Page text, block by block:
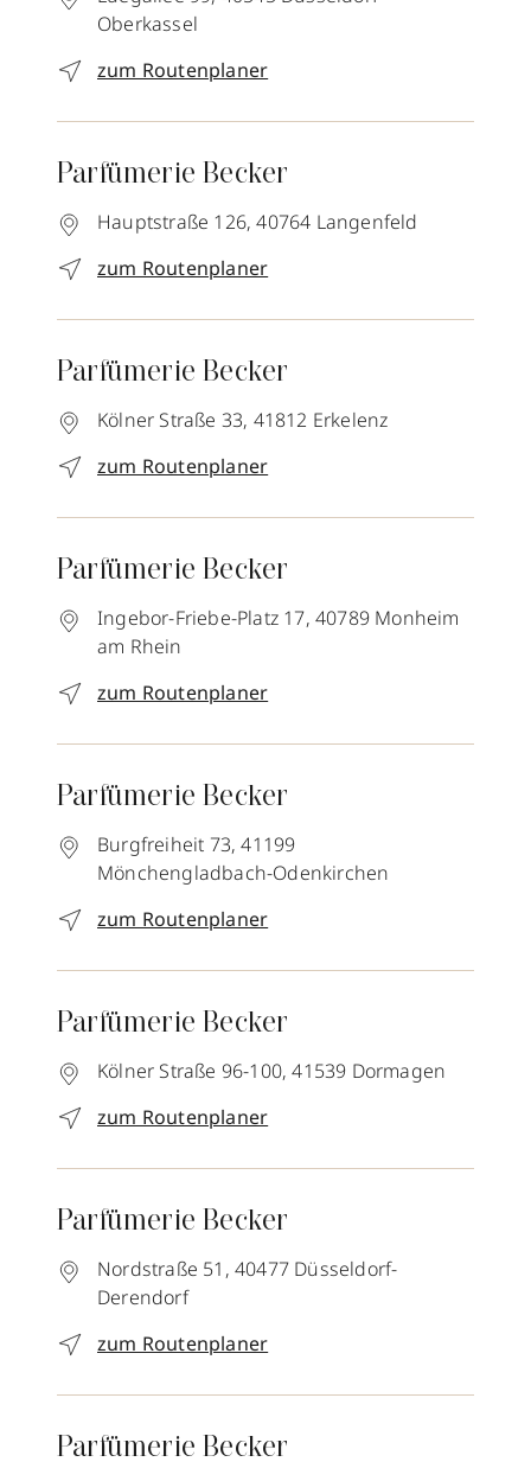
Oberkassel
zum Routenplaner
Parfümerie Becker
Hauptstraße 126, 40764 Langenfeld
zum Routenplaner
Parfümerie Becker
Kölner Straße 33, 41812 Erkelenz
zum Routenplaner
Parfümerie Becker
Ingebor-Friebe-Platz 17, 40789 Monheim
am Rhein
zum Routenplaner
Parfümerie Becker
Burgfreiheit 73, 41199
Mönchengladbach-Odenkirchen
zum Routenplaner
Parfümerie Becker
Kölner Straße 96-100, 41539 Dormagen
zum Routenplaner
Parfümerie Becker
Nordstraße 51, 40477 Düsseldorf-
Derendorf
zum Routenplaner
Parfümerie Becker